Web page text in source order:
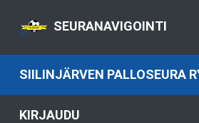
SEURANAVIGOINTI
SIILINJÄRVEN PALLOSEURA
KIRJAUDU